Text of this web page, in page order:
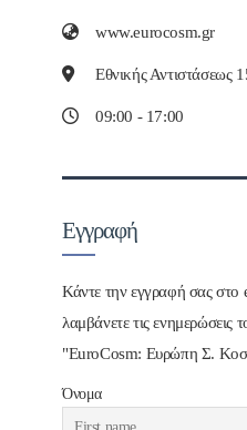
www.eurocosm.gr
Εθνικής Αντιστάσεως
09:00 - 17:00
Εγγραφή
Κάντε την εγγραφή σας στο
λαμβάνετε τις ενημερώσεις
"EuroCosm: Ευρώπη Σ.
Όνομα